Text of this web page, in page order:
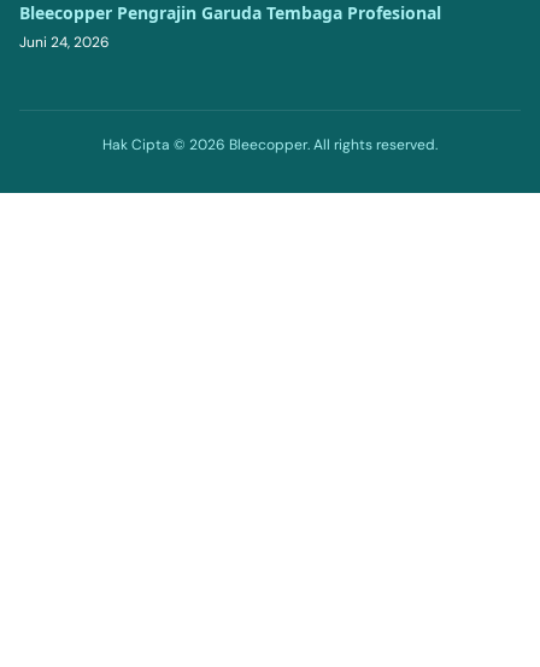
Bleecopper Pengrajin Garuda Tembaga Profesional
Juni 24, 2026
Hak Cipta © 2026 Bleecopper. All rights reserved.